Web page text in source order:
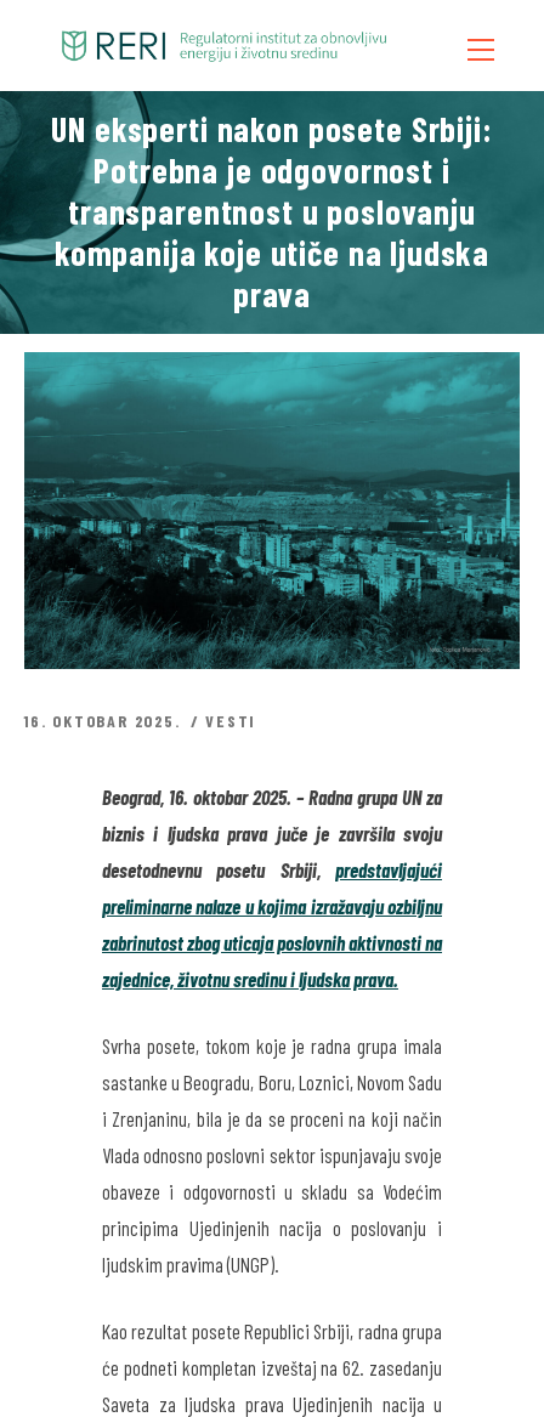
UN eksperti nakon posete Srbiji:
Potrebna je odgovornost i
transparentnost u poslovanju
kompanija koje utiče na ljudska
prava
Početna
O Nama
Šta Radimo
Publikacije
Kontakt
Blog
Video
16. OKTOBAR 2025. VESTI
Beograd, 16. oktobar 2025. – Radna grupa UN za
biznis i ljudska prava juče je završila svoju
desetodnevnu posetu Srbiji, predstavljajući
preliminarne nalaze u kojima izražavaju ozbiljnu
zabrinutost zbog uticaja poslovnih aktivnosti na
zajednice, životnu sredinu i ljudska prava.
Svrha posete, tokom koje je radna grupa imala
sastanke u Beogradu, Boru, Loznici, Novom Sadu
i Zrenjaninu, bila je da se proceni na koji način
Vlada odnosno poslovni sektor ispunjavaju svoje
obaveze i odgovornosti u skladu sa Vodećim
principima Ujedinjenih nacija o poslovanju i
ljudskim pravima (UNGP).
Kao rezultat posete Republici Srbiji, radna grupa
će podneti kompletan izveštaj na 62. zasedanju
Saveta za ljudska prava Ujedinjenih nacija u